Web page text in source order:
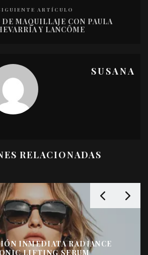
ARTÍCULO
MAQUILLAJE CON PAULA
Y LANCÔME
SUSANA
RELACIONADAS
EIGHT HOUR